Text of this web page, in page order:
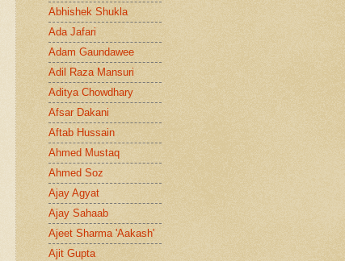
Abhishek Shukla
Ada Jafari
Adam Gaundawee
Adil Raza Mansuri
Aditya Chowdhary
Afsar Dakani
Aftab Hussain
Ahmed Mustaq
Ahmed Soz
Ajay Agyat
Ajay Sahaab
Ajeet Sharma 'Aakash'
Ajit Gupta